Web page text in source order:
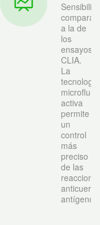
Sensibilidad
comparable
a la de
los
ensayos
CLIA.
La
tecnología
activa
permite
un
control
más
preciso
de las
reacciones
anticuerpo-
antígeno.